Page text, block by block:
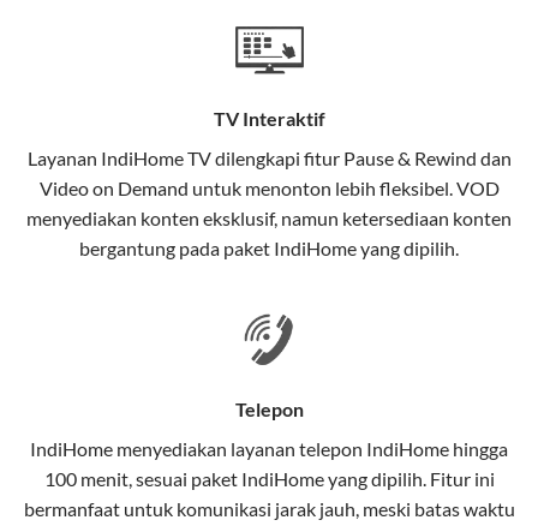
Teknologi di Balik WiFi IndiHome
Wifi IndiHome menggunakan teknologi Fiber To The
menggunakan kabel serat optik hingga ke rumah
pelanggan. Teknologi ini memiliki beberapa
keunggulan:
Kecepatan Tinggi
dibandingkan kabel tembaga atau DSL.
elektromagnetik, sehingga koneksi tetap lancar.
Latensi Rendah
TV Interaktif
Layanan IndiHome TVdilengkapi fitur Pause & Rewind dan
Video on Demand untuk menonton lebih fleksibel. VOD
menyediakan konten eksklusif, namun ketersediaan konten
bergantung pada paket IndiHome yang dipilih.
Telepon
IndiHome menyediakan layanan telepon IndiHome hingga
100 menit, sesuai paket IndiHome yang dipilih. Fitur ini
bermanfaat untuk komunikasi jarak jauh, meski batas waktu